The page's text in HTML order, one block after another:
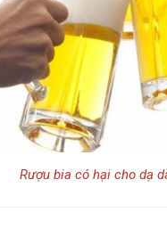
Rượu bia có hại cho dạ